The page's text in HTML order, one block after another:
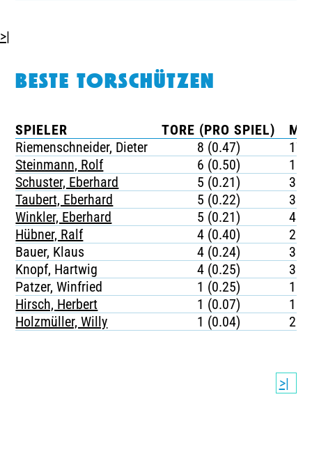
>|
BESTE TORSCHÜTZEN
SPIELER TORE (PRO SPIEL)
Riemenschneider, Dieter
8 (0.47)
170
Steinmann, Rolf
6 (0.50)
180
Schuster, Eberhard
5 (0.21)
395
Taubert, Eberhard
5 (0.22)
384
Winkler, Eberhard
5 (0.21)
430
Hübner, Ralf
4 (0.40)
208
Bauer, Klaus
4 (0.24)
358
Knopf, Hartwig
4 (0.25)
331
Patzer, Winfried
1 (0.25)
169
Hirsch, Herbert
1 (0.07)
Holzmüller, Willy
1 (0.04)
>|